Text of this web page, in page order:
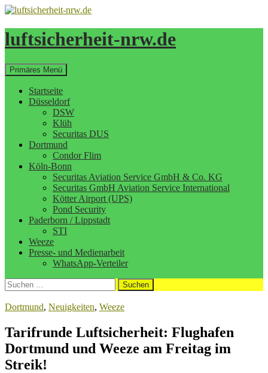
Zum
springen
luftsicherheit-nrw.de
Suchen
Primäres Menü
Startseite
Düsseldorf
DSW
Klüh
Securitas DUS
Dortmund
Condor Flim
Köln-Bonn
Securitas Aviation Service GmbH & Co. KG
Securitas GmbH Aviation Service International
Kötter Airport (UPS)
Pond Security
Paderborn / Lippstadt
STI
Weeze
Presse- und Medienarbeit
WhatsApp-Verteiler
Suchen
nach:
Dortmund, Neuigkeiten, Weeze
Tarifrunde Luftsicherheit: Flughafen
Dortmund und Weeze am Freitag im
Streik!